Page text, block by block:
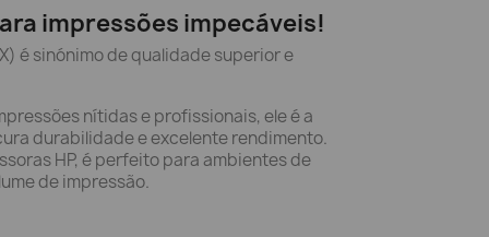
impressões impecáveis!
é sinónimo de qualidade superior e
nítidas e profissionais, ele é a
durabilidade e excelente rendimento.
HP, é perfeito para ambientes de
de impressão.